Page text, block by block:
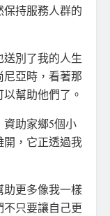
持服務人群的
送別了我的人生
亞時，看著那
幫助他們了。
助家鄉5個小
開，它正透過我
助更多像我一樣
只要讓自己更